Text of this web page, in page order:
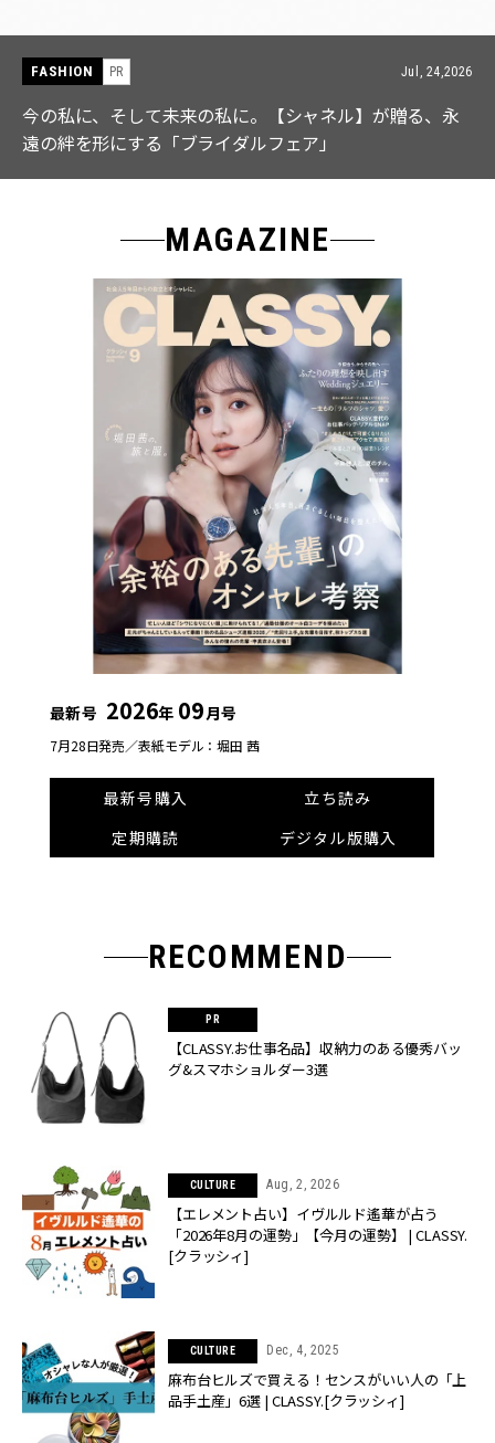
Jul, 24,2026
が贈る、永
【ICB】人気インフルエンサーと共同制作
なる「名品ブラウス」２選
MAGAZINE
最新号 2026年 09月号
7月28日発売／表紙モデル：堀田 茜
最新号購入
立ち読み
定期購読
デジタル版購入
RECOMMEND
【CLASSY.お仕事名品】収納力のある優秀バッ
グ&スマホショルダー3選
CULTURE Aug, 2, 2026
【エレメント占い】イヴルルド遙華が占う
「2026年8月の運勢」【今月の運勢】 | CLASSY.
[クラッシィ]
CULTURE Dec, 4, 2025
麻布台ヒルズで買える！センスがいい人の「上
品手土産」6選 | CLASSY.[クラッシィ]